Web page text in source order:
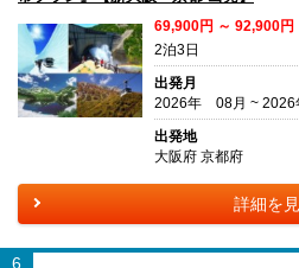
69,900円 ～ 92,900円
2泊3日
出発月
2026年 08月 ~
出発地
大阪府 京都府
詳細を
6